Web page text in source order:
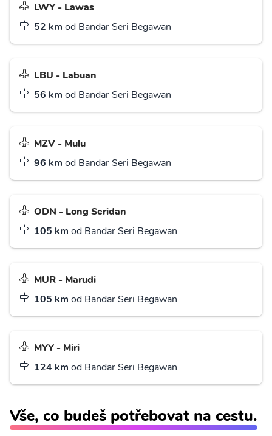
LWY - Lawas
52 km od Bandar Seri Begawan
LBU - Labuan
56 km od Bandar Seri Begawan
MZV - Mulu
96 km od Bandar Seri Begawan
ODN - Long Seridan
105 km od Bandar Seri Begawan
MUR - Marudi
105 km od Bandar Seri Begawan
MYY - Miri
124 km od Bandar Seri Begawan
Vše, co budeš potřebovat na cestu.